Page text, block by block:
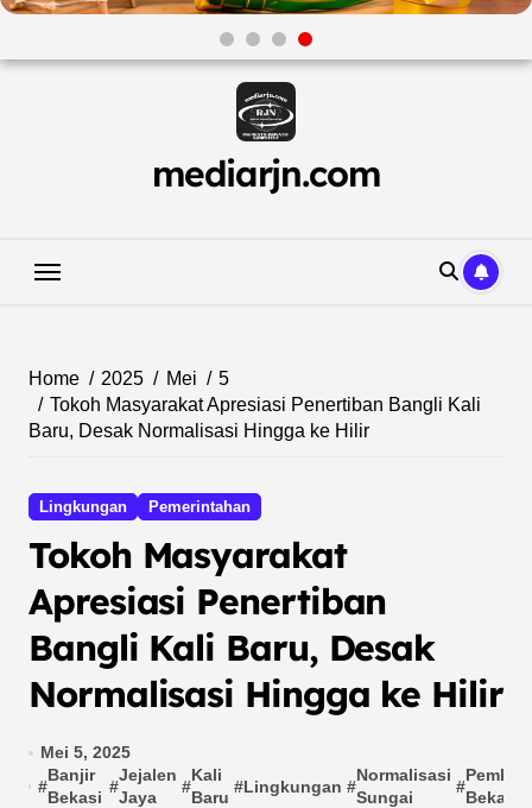
Skip
mediarjn.com
Home 2025 Mei
5
Tokoh Masyarakat Apresiasi Penertiban Bangli Kali
Baru, Desak Normalisasi Hingga ke Hilir
Lingkungan Pemerintahan
Tokoh Masyarakat
Apresiasi Penertiban
Bangli Kali Baru, Desak
Normalisasi Hingga ke Hilir
Mei 5, 2025
#
Banjir
Bekasi
#
Jejalen
Jaya
#
Kali
Baru
#Lingkungan #
Normalisasi
Sungai
#
Pemkab
Bekasi